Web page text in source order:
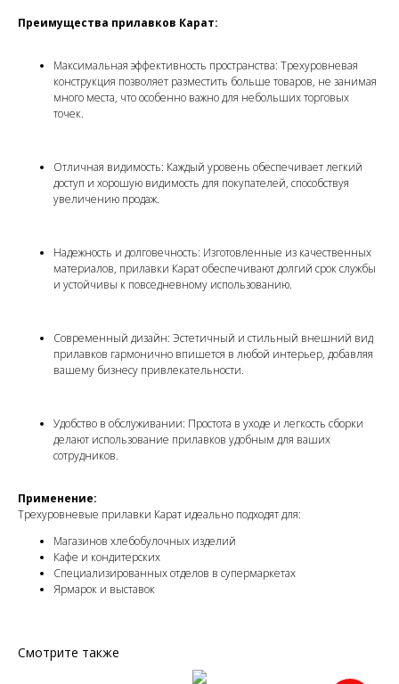
Преимущества прилавков Карат:
Максимальная эффективность пространства: Трехуровневая
конструкция позволяет разместить больше товаров, не занимая
много места, что особенно важно для небольших торговых
точек.
Отличная видимость: Каждый уровень обеспечивает легкий
доступ и хорошую видимость для покупателей, способствуя
увеличению продаж.
Надежность и долговечность: Изготовленные из качественных
материалов, прилавки Карат обеспечивают долгий срок службы
и устойчивы к повседневному использованию.
Современный дизайн: Эстетичный и стильный внешний вид
прилавков гармонично впишется в любой интерьер, добавляя
вашему бизнесу привлекательности.
Удобство в обслуживании: Простота в уходе и легкость сборки
делают использование прилавков удобным для ваших
сотрудников.
Применение:
Трехуровневые прилавки Карат идеально подходят для:
Магазинов хлебобулочных изделий
Кафе и кондитерских
Специализированных отделов в супермаркетах
Ярмарок и выставок
Смотрите также